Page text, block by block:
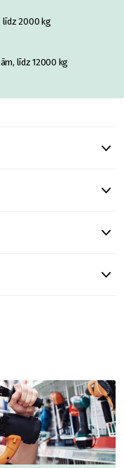
līdz 2000 kg
līdz 12000 kg